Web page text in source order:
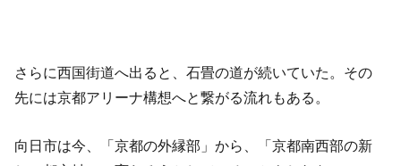
さらに西国街道へ出ると、石畳の道が続いていた。その
先には京都アリーナ構想へと繋がる流れもある。
向日市は今、「京都の外縁部」から、「京都南西部の新